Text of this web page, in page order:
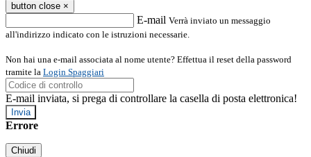
button close ×
E-mail Verrà inviato un messaggio
all'indirizzo indicato con le istruzioni necessarie.
Non hai una e-mail associata al nome utente? Effettua il reset della password
tramite la Login Spaggiari
E-mail inviata, si prega di controllare la casella di posta elettronica!
Errore
Chiudi